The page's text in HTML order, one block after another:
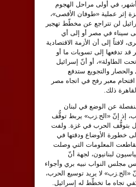
أشهر، في أولى مراحل الهجوم
إثر عملية «طوفان الأقصى»،
لن تتراجع عن مخطّط تهجير
سيناء في مصر أو إلى أي
لافتاً إلى أن الأزمة الاقتصادية
قد تدفعها إلى تسويات ما أو
الطاولة»، أو أنّ إسرائيل
والتجويع ستدفع
اقتحام معبر رفح في اتجاه مصر
ذلك.
عن الوضع في لبنان
إذ إنّ «الح.زب» يربط توقُّف
بتوقُّف الحرب في غزة. ولفت
خطورة الأوضاع ودقتها في
المعلومات التي وصلت
لبنانيون، لجهة أنّ
مجلس النواب نبيه بري وأجواء
«الح.زب» لا يريد توسيع الحرب،
تجاه ما تخطّط له إسرائيل.